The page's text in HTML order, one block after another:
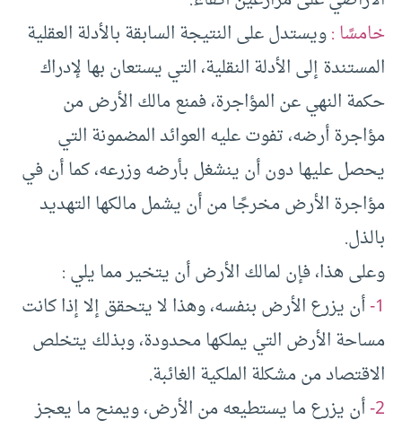
خامسًا :ويستدل على النتيجة السابقة بالأدلة العقلية
المستندة إلى الأدلة النقلية، التي يستعان بها لإدراك
حكمة النهي عن المؤاجرة، فمنع مالك الأرض من
مؤاجرة أرضه، تفوت عليه العوائد المضمونة التي
يحصل عليها دون أن ينشغل بأرضه وزرعه، كما أن في
مؤاجرة الأرض مخرجًا من أن يشمل مالكها التهديد
بالذل.
وعلى هذا، فإن لمالك الأرض أن يتخير مما يلي :
1- أن يزرع الأرض بنفسه، وهذا لا يتحقق إلا إذا كانت
مساحة الأرض التي يملكها محدودة، وبذلك يتخلص
الاقتصاد من مشكلة الملكية الغائبة.
2- أن يزرع ما يستطيعه من الأرض، ويمنح ما يعجز